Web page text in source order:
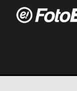
Fotografia